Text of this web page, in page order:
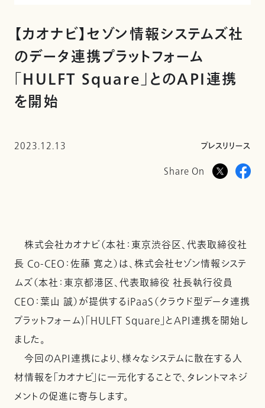
【カオナビ】セゾン情報システムズ社
のデータ連携プラットフォーム
「HULFT Square」とのAPI連携
を開始
2023.12.13 プレスリリース
Share On
株式会社カオナビ（本社：東京渋谷区、代表取締役社
長 Co-CEO：佐藤 寛之）は、株式会社セゾン情報システ
ムズ（本社：東京都港区、代表取締役 社長執行役員
CEO：葉山 誠）が提供するiPaaS（クラウド型データ連携
プラットフォーム)「HULFT Square」とAPI連携を開始し
ました。
今回のAPI連携により、様々なシステムに散在する人
材情報を「カオナビ」に一元化することで、タレントマネジ
メントの促進に寄与します。